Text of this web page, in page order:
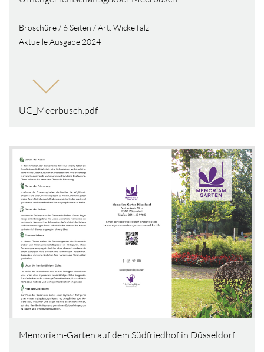
Broschüre / 6 Seiten / Art: Wickelfalz
Aktuelle Ausgabe 2024
UG_Meerbusch.pdf
Memoriam-Garten auf dem Südfriedhof in Düsseldorf